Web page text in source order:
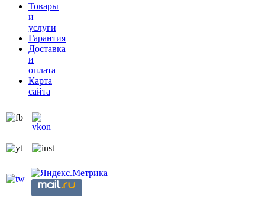
Товары
и
услуги
Гарантия
Доставка
и
оплата
Карта
сайта